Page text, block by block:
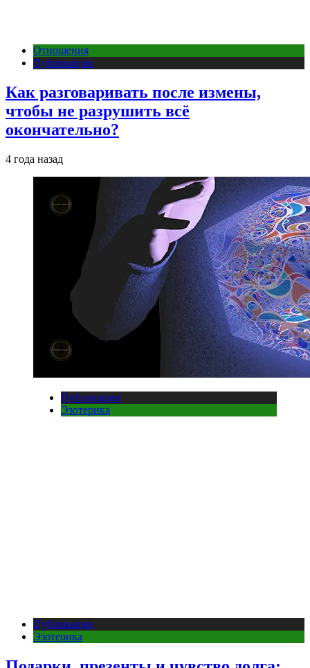
Отношения
Публикации
Как разговаривать после измены,
чтобы не разрушить всё
окончательно?
4 года назад
Публикации
Эзотерика
Публикации
Эзотерика